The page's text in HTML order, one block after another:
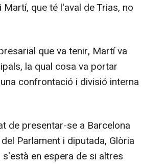
que té l'aval de Trias, no
que va tenir, Martí va
la qual cosa va portar
confrontació i divisió interna
de presentar-se a Barcelona
Parlament i diputada, Glòria
s'està en espera de si altres